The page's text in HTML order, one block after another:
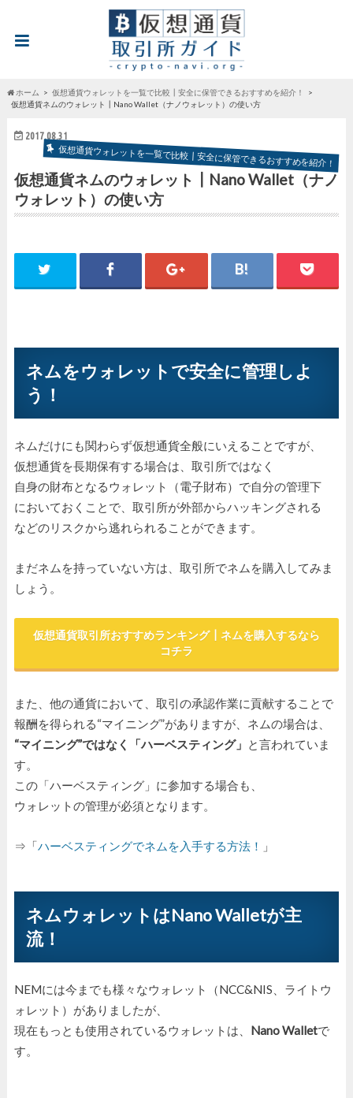
ホーム
仮想通貨ウォレットを一覧で比較┃安全に保管できるおすすめを紹介！
仮想通貨ネムのウォレット┃Nano Wallet（ナノウォレット）の使い方
2017.08.31
仮想通貨ウォレットを一覧で比較┃安全に保管できるおすすめを紹介！
仮想通貨ネムのウォレット┃Nano Wallet（ナノ
ウォレット）の使い方
ネムをウォレットで安全に管理しよ
う！
ネムだけにも関わらず仮想通貨全般にいえることですが、
仮想通貨を長期保有する場合は、取引所ではなく
自身の財布となるウォレット（電子財布）で自分の管理下
においておくことで、取引所が外部からハッキングされる
などのリスクから逃れられることができます。
まだネムを持っていない方は、取引所でネムを購入してみま
しょう。
仮想通貨取引所おすすめランキング┃ネムを購入するなら
コチラ
また、他の通貨において、取引の承認作業に貢献することで
報酬を得られる“マイニング”がありますが、ネムの場合は、
“マイニング”ではなく「ハーベスティング」 と言われていま
す。
この「ハーベスティング」に参加する場合も、
ウォレットの管理が必須となります。
⇒「ハーベスティングでネムを入手する方法！ 」
ネムウォレットはNano Walletが主
流！
NEMには今までも様々なウォレット（NCC&NIS、ライトウ
ォレット）がありましたが、
現在もっとも使用されているウォレットは、
Nano Walletで
す。